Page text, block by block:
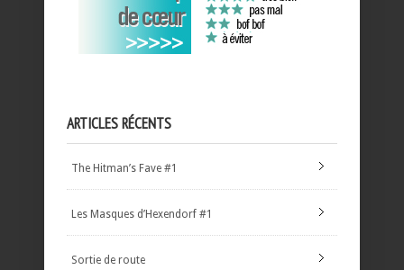
ARTICLES RÉCENTS
The Hitman’s Fave #1
Les Masques d’Hexendorf #1
Sortie de route